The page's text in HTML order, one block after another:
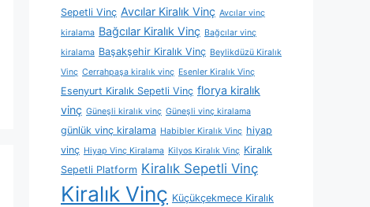
Sepetli Vinç Avcılar Kiralık Vinç Avcılar vinç
kiralama Bağcılar Kiralık Vinç Bağcılar vinç
kiralama Başakşehir Kiralık Vinç Beylikdüzü Kiralık
Vinç Cerrahpaşa kiralık vinç Esenler Kiralık Vinç
Esenyurt Kiralık Sepetli Vinç florya kiralık
vinç Güneşli kiralık vinç Güneşli vinç kiralama
günlük vinç kiralama Habibler Kiralık Vinç hiyap
vinç Hiyap Vinç Kiralama Kilyos Kiralık Vinç Kiralık
Sepetli Platform Kiralık Sepetli Vinç
Kiralık Vinç Küçükçekmece Kiralık